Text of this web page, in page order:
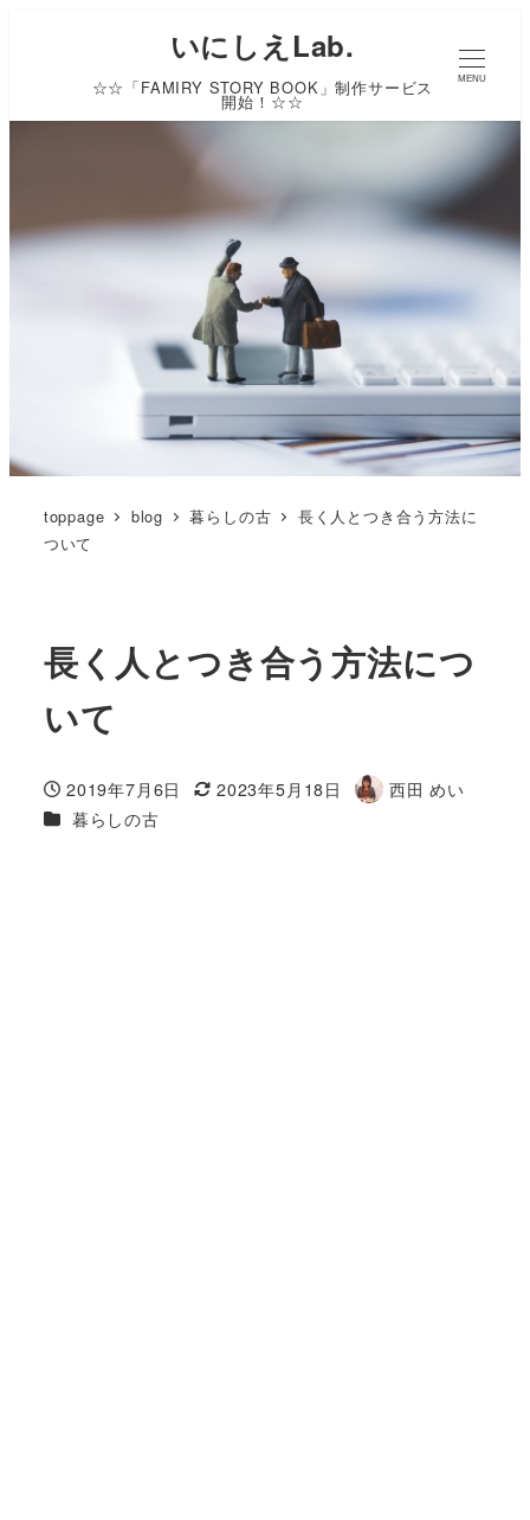
いにしえLab.
☆☆「FAMIRY STORY BOOK」制作サービス
開始！☆☆
MENU
toppage blog 暮らしの古
長く人とつき合う方法に
ついて
長く人とつき合う方法につ
いて
投稿日
2019年7月6日
更新日
2023年5月18日
著
西田 めい
カテゴリー
暮らしの古